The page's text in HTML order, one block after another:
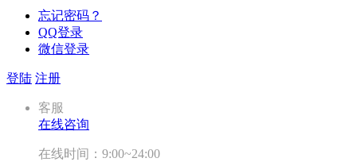
忘记密码？
QQ登录
微信登录
登陆 注册
客服
在线咨询
在线时间：9:00~24:00